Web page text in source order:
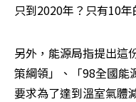
只到2020年？只有10
另外，能源局指提出這
策綱領」、「98全國能
要求為了達到溫室氣體